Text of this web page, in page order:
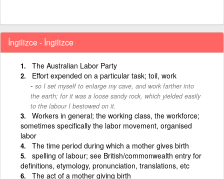
İngilizce - İngilizce
The Australian Labor Party
Effort expended on a particular task; toil, work
so I set myself to enlarge my cave, and work farther into
the earth; for it was a loose sandy rock, which yielded easily
to the labour I bestowed on it.
Workers in general; the working class, the workforce;
sometimes specifically the labor movement, organised
labor
The time period during which a mother gives birth
spelling of labour; see British/commonwealth entry for
definitions, etymology, pronunciation, translations, etc
The act of a mother giving birth